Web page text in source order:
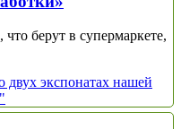
берут в супермаркете,
двух экспонатах нашей